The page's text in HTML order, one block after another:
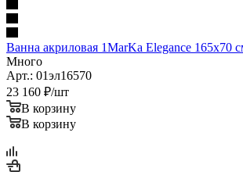
Ванна акриловая 1MarKa Elegance 165х70 см
Много
Арт.: 01эл16570
23 160₽/шт
В корзину